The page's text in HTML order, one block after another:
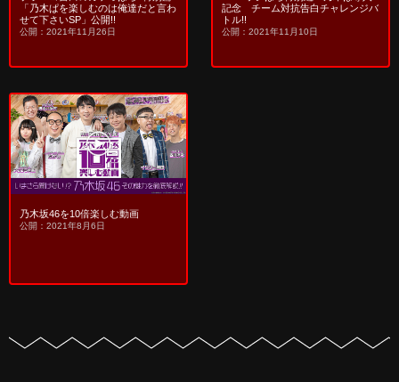
「乃木ぱを楽しむのは俺達だと言わ
せて下さいSP」公開!!
公開：2021年11月26日
記念 チーム対抗告白チャレンジバ
トル!!
公開：2021年11月10日
乃木坂46を10倍楽しむ動画
公開：2021年8月6日